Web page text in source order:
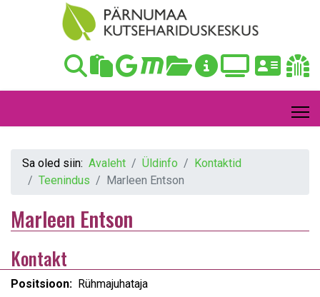
Sa oled siin: Avaleht Üldinfo
Kontaktid
Teenindus
Marleen Entson
Marleen Entson
Kontakt
Positsioon: Rühmajuhataja